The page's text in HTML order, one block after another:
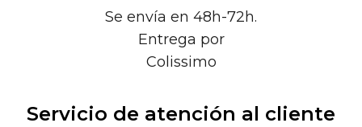
Se envía en 48h-72h.
Entrega por
Colissimo
Servicio de atención al cliente